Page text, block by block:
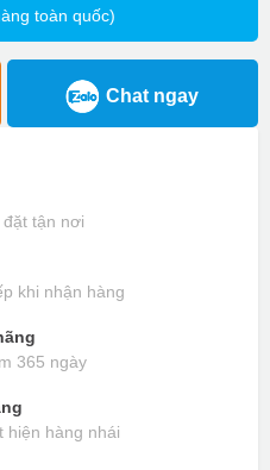
toàn quốc)
Chat ngay
tận nơi
khi nhận hàng
365 ngày
hiện hàng nhái